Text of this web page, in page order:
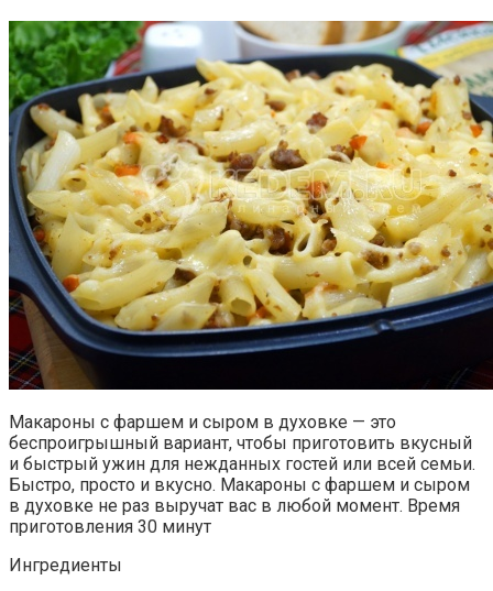
Макароны с фаршем и сыром в духовке — это
беспроигрышный вариант, чтобы приготовить вкусный
и быстрый ужин для нежданных гостей или всей семьи.
Быстро, просто и вкусно. Макароны с фаршем и сыром
в духовке не раз выручат вас в любой момент. Время
приготовления 30 минут
Ингредиенты